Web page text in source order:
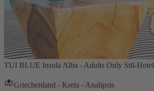
TUI BLUE Insula Alba - Adults Only Stil-Hotel
Griechenland - Kreta - Analipsis